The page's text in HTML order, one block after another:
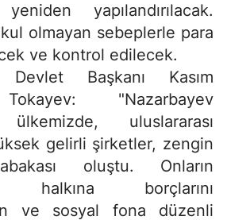
yeniden yapılandırılacak.
olmayan sebeplerle para
ve kontrol edilecek.
Devlet Başkanı Kasım
"Nazarbayev
ülkemizde, uluslararası
gelirli şirketler, zengin
oluştu. Onların
halkına borçlarını
ve sosyal fona düzenli